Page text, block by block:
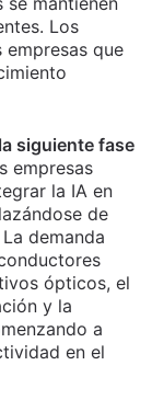
Los
empresas que
siguiente fase
empresas
la IA en
de
demanda
ópticos, el
y la
a
en el